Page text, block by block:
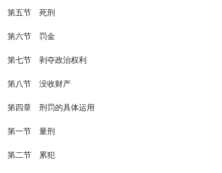
第五节　死刑
第六节　罚金
第七节　剥夺政治权利
第八节　没收财产
第四章　刑罚的具体运用
第一节　量刑
第二节　累犯